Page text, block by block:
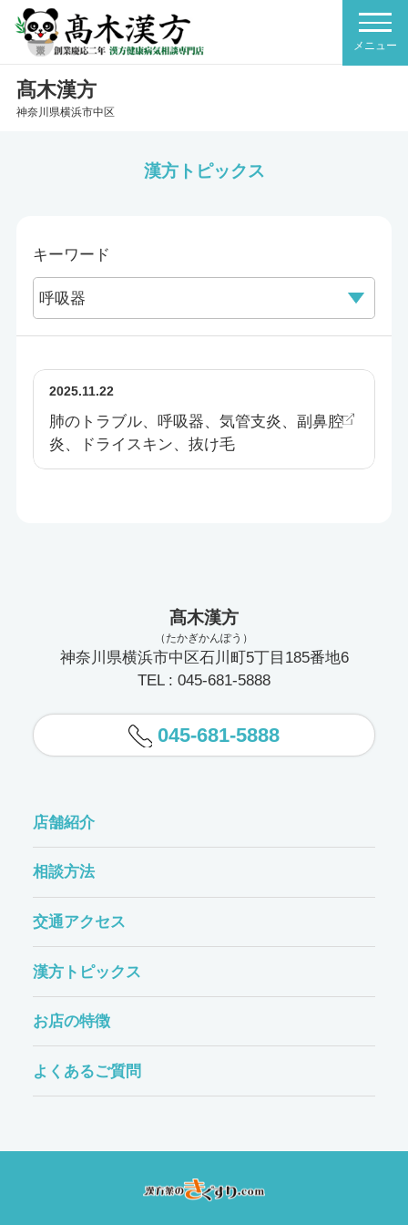
髙木漢方
神奈川県横浜市中区
漢方トピックス
キーワード
2025.11.22
肺のトラブル、呼吸器、気管支炎、副鼻腔
炎、ドライスキン、抜け毛
髙木漢方
（たかぎかんぽう）
神奈川県横浜市中区石川町5丁目185番地6
TEL : 045-681-5888
045-681-5888
店舗紹介
相談方法
交通アクセス
漢方トピックス
お店の特徴
よくあるご質問